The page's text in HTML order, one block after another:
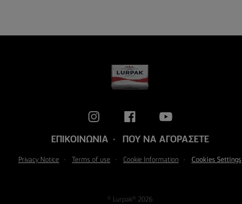
ΕΠΙΚΟΙΝΩΝΊΑ ΠΟΎ ΝΑ ΑΓΟΡΆΣΕΤΕ
Privacy Notice Terms of use Cookie Information Cookies Settings
© Lurpak® 2026